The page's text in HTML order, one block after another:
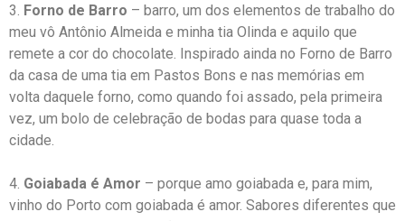
3. Forno de Barro – barro, um dos elementos de trabalho do
meu vô Antônio Almeida e minha tia Olinda e aquilo que
remete a cor do chocolate. Inspirado ainda no Forno de Barro
da casa de uma tia em Pastos Bons e nas memórias em
volta daquele forno, como quando foi assado, pela primeira
vez, um bolo de celebração de bodas para quase toda a
cidade.
4. Goiabada é Amor – porque amo goiabada e, para mim,
vinho do Porto com goiabada é amor. Sabores diferentes que